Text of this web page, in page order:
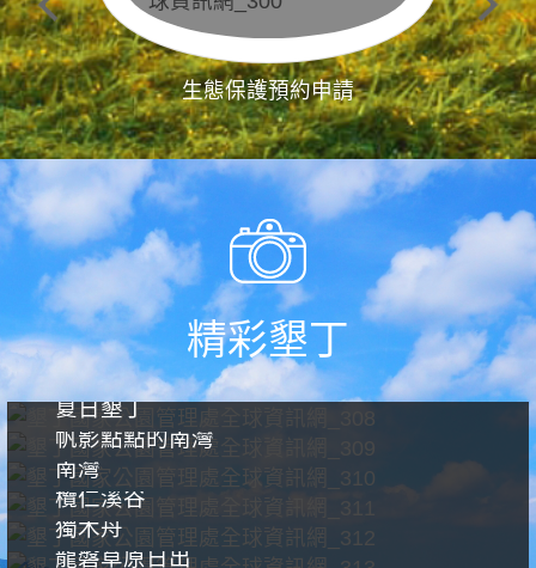
生態保護預約申請
精彩墾丁
夏日墾丁
帆影點點的南灣
南灣
欖仁溪谷
獨木舟
龍磐草原日出